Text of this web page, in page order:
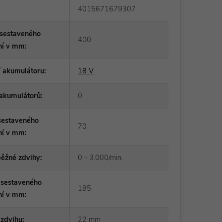
4015671679307
v mm:
400
akumulátoru: 18 V
: 0
v mm:
70
zdvihy: 0 - 3.000/min.
v mm:
185
: 22 mm